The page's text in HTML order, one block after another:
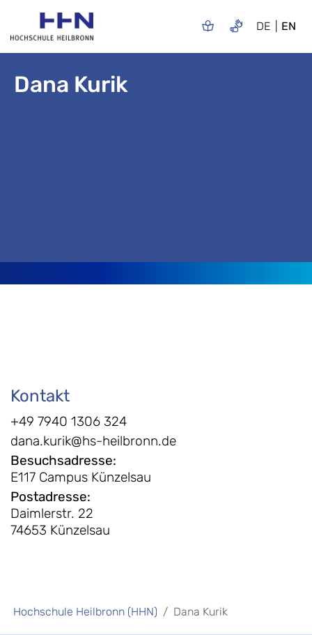
DE EN
Dana Kurik
Kontakt
+49 7940 1306 324
dana.kurik@hs-heilbronn.de
Besuchsadresse:
E117 Campus Künzelsau
Postadresse:
Daimlerstr. 22
74653 Künzelsau
Hochschule Heilbronn (HHN) Dana Kurik